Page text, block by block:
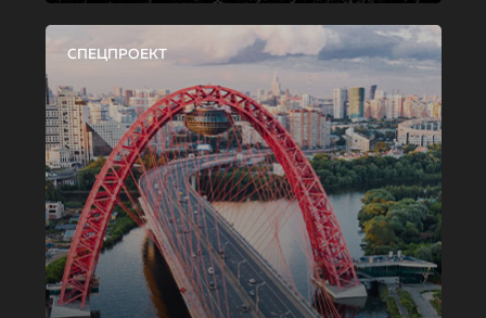
СПЕЦПРОЕКТ